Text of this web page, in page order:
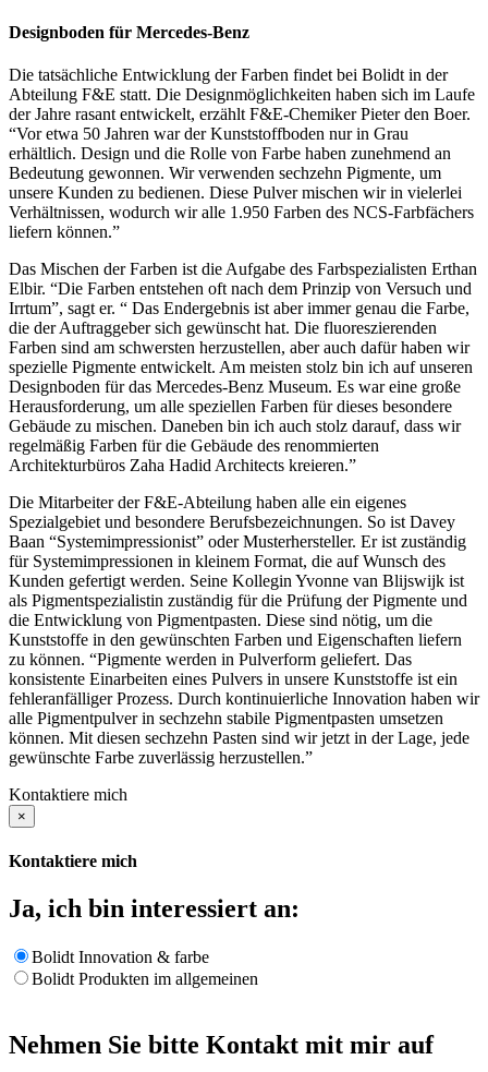
Designboden für Mercedes-Benz
Die tatsächliche Entwicklung der Farben findet bei Bolidt in der
Abteilung F&E statt. Die Designmöglichkeiten haben sich im Laufe
der Jahre rasant entwickelt, erzählt F&E-Chemiker Pieter den Boer.
“Vor etwa 50 Jahren war der Kunststoffboden nur in Grau
erhältlich. Design und die Rolle von Farbe haben zunehmend an
Bedeutung gewonnen. Wir verwenden sechzehn Pigmente, um
unsere Kunden zu bedienen. Diese Pulver mischen wir in vielerlei
Verhältnissen, wodurch wir alle 1.950 Farben des NCS-Farbfächers
liefern können.”
Das Mischen der Farben ist die Aufgabe des Farbspezialisten Erthan
Elbir. “Die Farben entstehen oft nach dem Prinzip von Versuch und
Irrtum”, sagt er. “ Das Endergebnis ist aber immer genau die Farbe,
die der Auftraggeber sich gewünscht hat. Die fluoreszierenden
Farben sind am schwersten herzustellen, aber auch dafür haben wir
spezielle Pigmente entwickelt. Am meisten stolz bin ich auf unseren
Designboden für das Mercedes-Benz Museum. Es war eine große
Herausforderung, um alle speziellen Farben für dieses besondere
Gebäude zu mischen. Daneben bin ich auch stolz darauf, dass wir
regelmäßig Farben für die Gebäude des renommierten
Architekturbüros Zaha Hadid Architects kreieren.”
Die Mitarbeiter der F&E-Abteilung haben alle ein eigenes
Spezialgebiet und besondere Berufsbezeichnungen. So ist Davey
Baan “Systemimpressionist” oder Musterhersteller. Er ist zuständig
für Systemimpressionen in kleinem Format, die auf Wunsch des
Kunden gefertigt werden. Seine Kollegin Yvonne van Blijswijk ist
als Pigmentspezialistin zuständig für die Prüfung der Pigmente und
die Entwicklung von Pigmentpasten. Diese sind nötig, um die
Kunststoffe in den gewünschten Farben und Eigenschaften liefern
zu können. “Pigmente werden in Pulverform geliefert. Das
konsistente Einarbeiten eines Pulvers in unsere Kunststoffe ist ein
fehleranfälliger Prozess. Durch kontinuierliche Innovation haben wir
alle Pigmentpulver in sechzehn stabile Pigmentpasten umsetzen
können. Mit diesen sechzehn Pasten sind wir jetzt in der Lage, jede
gewünschte Farbe zuverlässig herzustellen.”
Kontaktiere mich
×
Kontaktiere mich
Ja, ich bin interessiert an:
Bolidt Innovation & farbe
Bolidt Produkten im allgemeinen
Nehmen Sie bitte Kontakt mit mir auf